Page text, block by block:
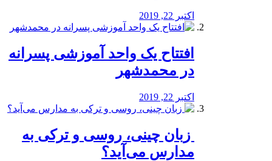
اکتبر 22, 2019
افتتاح یک واحد آموزشی پسرانه
در محمدشهر
اکتبر 22, 2019
️ زبان چینی، روسی و ترکی به
مدارس می‌آید؟